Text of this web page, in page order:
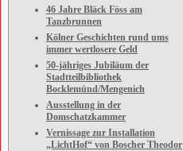
46 Jahre Bläck Föss am
Tanzbrunnen
Kölner Geschichten rund ums
immer wertlosere Geld
50-jähriges Jubiläum der
Stadtteilbibliothek
Bocklemünd/Mengenich
Ausstellung in der
Domschatzkammer
Vernissage zur Installation
„LichtHof“ von Boscher Theodor